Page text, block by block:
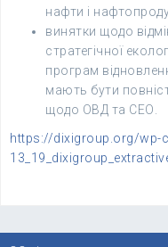
нафти і
винятки щодо
стратегічної
програм
мають бути
щодо ОВД та СЕО.
https://dixigroup.org/wp-